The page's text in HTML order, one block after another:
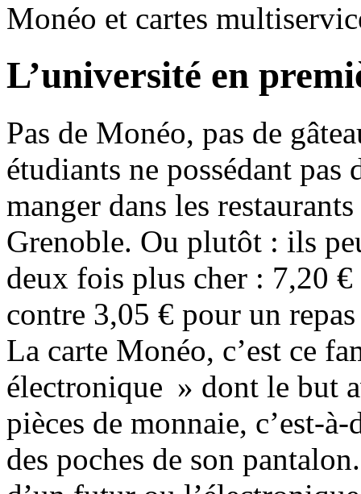
Monéo et cartes
L’université en
Pas de Monéo, pas de
étudiants ne possédant
manger dans les
Grenoble. Ou plutôt : ils
deux fois plus cher : 7,20
contre 3,05 € pour un
La carte Monéo, c’est ce
électronique » dont le but
pièces de monnaie, c’est-
des poches de son